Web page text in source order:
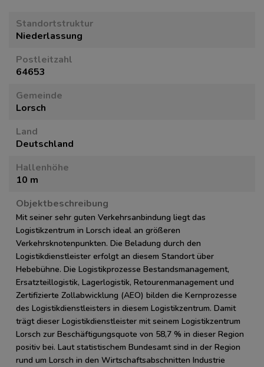
Standortstruktur
Niederlassung
Postleitzahl
64653
Gemeinde
Lorsch
Land
Deutschland
Hallenhöhe
10 m
Objektbeschreibung
Mit seiner sehr guten Verkehrsanbindung liegt das
Logistikzentrum in Lorsch ideal an größeren
Verkehrsknotenpunkten. Die Beladung durch den
Logistikdienstleister erfolgt an diesem Standort über
Hebebühne. Die Logistikprozesse Bestandsmanagement,
Ersatzteillogistik, Lagerlogistik, Retourenmanagement und
Zertifizierte Zollabwicklung (AEO) bilden die Kernprozesse
des Logistikdienstleisters in diesem Logistikzentrum. Damit
trägt dieser Logistikdienstleister mit seinem Logistikzentrum
Lorsch zur Beschäftigungsquote von 58,7 % in dieser Region
positiv bei. Laut statistischem Bundesamt sind in der Region
rund um Lorsch in den Wirtschaftsabschnitten Industrie